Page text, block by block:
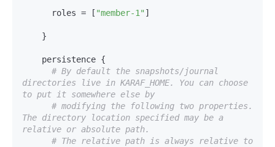
      roles = [
"member-1" ]
# By default the snapshots/journal
directories live in KARAF_HOME. You can choose
to put it somewhere else by
# modifying the following two properties.
The directory location specified may be a
relative or absolute path.
# The relative path is always relative to